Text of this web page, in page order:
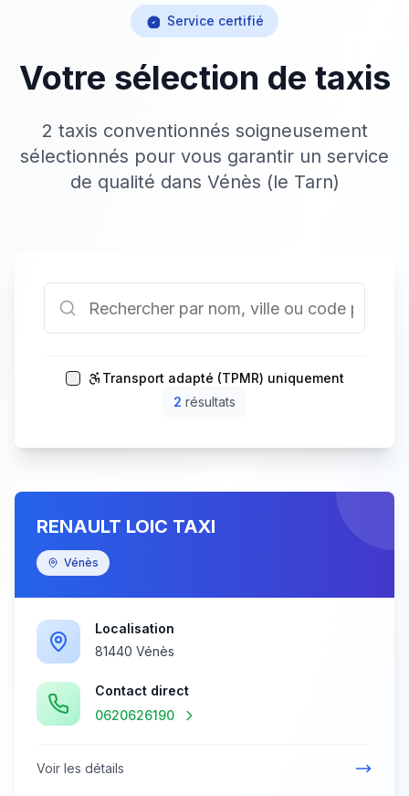
Service certifié
Votre sélection de taxis
2 taxis conventionnés soigneusement
sélectionnés pour vous garantir un service
de qualité dans Vénès (le Tarn)
Transport adapté (TPMR) uniquement
2 résultats
RENAULT LOIC TAXI
Vénès
Localisation
81440 Vénès
Contact direct
0620626190
Voir les détails